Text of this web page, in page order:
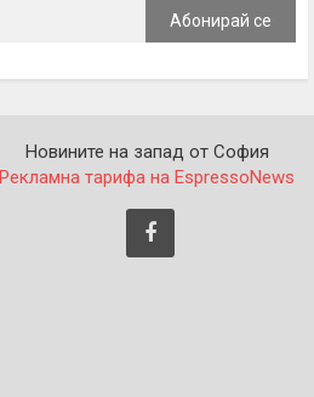
Абонирай се
Новините на запад от София
Рекламна тарифа на EspressoNews